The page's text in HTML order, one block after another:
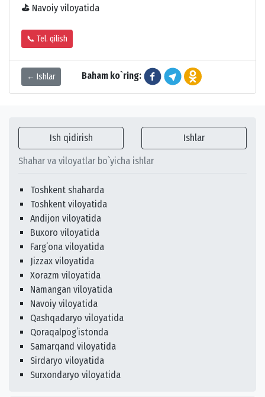
⛳ Navoiy viloyatida
📞 Tel. qilish
← Ishlar Baham ko`ring:
Ish qidirish Ishlar
Shahar va viloyatlar bo`yicha ishlar
Toshkent shaharda
Toshkent viloyatida
Andijon viloyatida
Buxoro viloyatida
Fargʻona viloyatida
Jizzax viloyatida
Xorazm viloyatida
Namangan viloyatida
Navoiy viloyatida
Qashqadaryo viloyatida
Qoraqalpogʻistonda
Samarqand viloyatida
Sirdaryo viloyatida
Surxondaryo viloyatida